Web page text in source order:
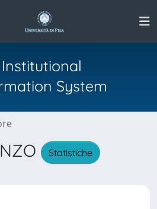
Institutional
System
Statistiche